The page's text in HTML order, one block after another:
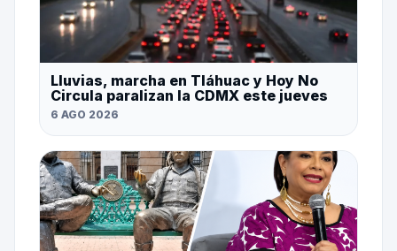
Lluvias, marcha en Tláhuac y Hoy No
Circula paralizan la CDMX este jueves
6 AGO 2026